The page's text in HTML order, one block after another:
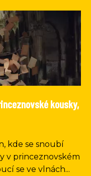
kousky,
kde se snoubí
v princeznovském
se ve vlnách...